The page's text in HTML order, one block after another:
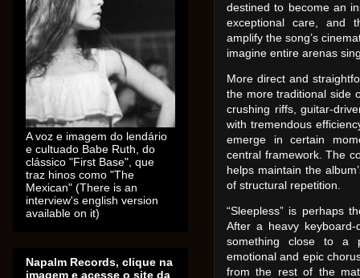
destined to become an
exceptional care, and
amplify the song’s
imagine entire arenas
More direct and
the more traditional side
crushing riffs, guitar-
with tremendous
emerge in certain
central framework. The
helps maintain the
of structural repetition.
“Sleepless” is perhaps
After a heavy
something close to a
emotional and epic
from the rest of the
A voz e imagem do lendário
e cultuado Babe Ruth, do
clássico "First Base", que
traz hinos como "The
Mexican" (There is an
interview's english version
available on it)
Napalm Records, clique na
imagem e acesse o site da